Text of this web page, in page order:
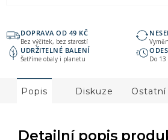
DOPRAVA OD 49 KČ
Bez výčitek, bez starostí
UDRŽITELNÉ BALENÍ
Šetříme obaly i planetu Do
Popis Diskuze
Detailní popis